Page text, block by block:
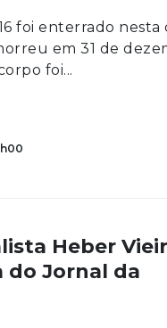
foi enterrado nesta
em 31 de
foi...
Heber
do Jornal da